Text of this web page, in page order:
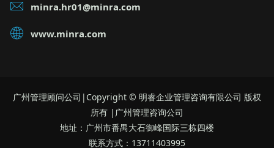
minra.hr01@minra.com
www.minra.com
广州管理顾问公司|Copyright © 明睿企业管理咨询有限公司 版权
所有 |广州管理咨询公司
地址：广州市番禺大石御峰国际三栋四楼
联系方式：13711403995